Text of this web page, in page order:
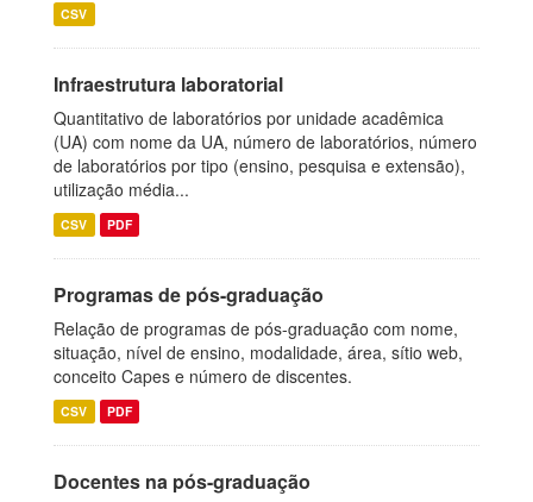
CSV
Infraestrutura laboratorial
Quantitativo de laboratórios por unidade acadêmica
(UA) com nome da UA, número de laboratórios, número
de laboratórios por tipo (ensino, pesquisa e extensão),
utilização média...
CSV PDF
Programas de pós-graduação
Relação de programas de pós-graduação com nome,
situação, nível de ensino, modalidade, área, sítio web,
conceito Capes e número de discentes.
CSV PDF
Docentes na pós-graduação